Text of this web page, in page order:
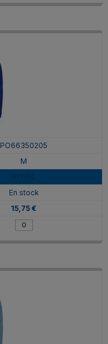
PO66350205
M
En stock
15,75 €